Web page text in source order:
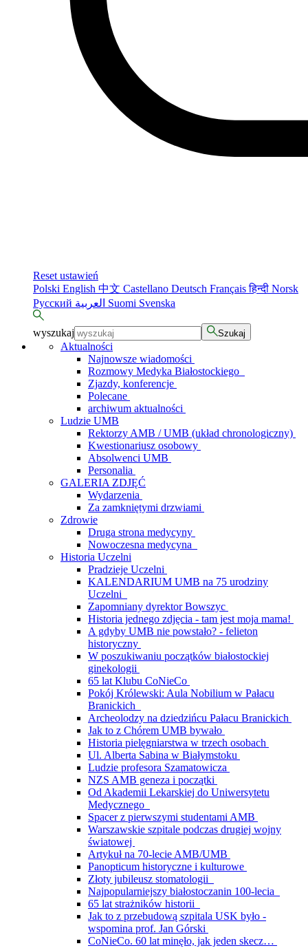
Reset ustawień
Polski English 中文 Castellano Deutsch Françaisहिन्दी Norsk
Русский
Suomi Svenska
wyszukaj Szukaj
Aktualności
Najnowsze wiadomości
Rozmowy Medyka Białostockiego
Zjazdy, konferencje
Polecane
archiwum aktualności
Ludzie UMB
Rektorzy AMB / UMB (układ chronologiczny)
Kwestionariusz osobowy
Absolwenci UMB
Personalia
GALERIA ZDJĘĆ
Wydarzenia
Za zamkniętymi drzwiami
Zdrowie
Druga strona medycyny
Nowoczesna medycyna
Historia Uczelni
Pradzieje Uczelni
KALENDARIUM UMB na 75 urodziny
Uczelni
Zapomniany dyrektor Bowszyc
Historia jednego zdjęcia - tam jest moja mama!
A gdyby UMB nie powstało? - felieton
historyczny
W poszukiwaniu początków białostockiej
ginekologii
65 lat Klubu CoNieCo
Pokój Królewski: Aula Nobilium w Pałacu
Branickich
Archeolodzy na dziedzińcu Pałacu Branickich
Jak to z Chórem UMB bywało
Historia pielęgniarstwa w trzech osobach
Ul. Alberta Sabina w Białymstoku
Ludzie profesora Szamatowicza
NZS AMB geneza i początki
Od Akademii Lekarskiej do Uniwersytetu
Medycznego
Spacer z pierwszymi studentami AMB
Warszawskie szpitale podczas drugiej wojny
światowej
Artykuł na 70-lecie AMB/UMB
Panopticum historyczne i kulturowe
Złoty jubileusz stomatologii
Najpopularniejszy białostoczanin 100-lecia
65 lat strażników historii
Jak to z przebudową szpitala USK było -
wspomina prof. Jan Górski
CoNieCo. 60 lat minęło, jak jeden skecz…